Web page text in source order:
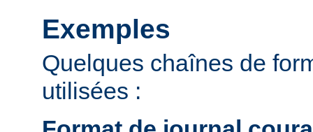
Exemples
Quelques chaînes de
utilisées :